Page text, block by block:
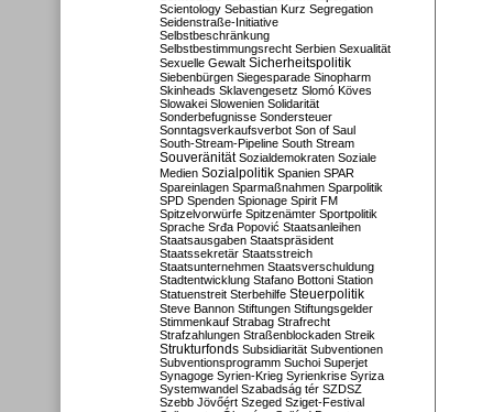
Scientology Sebastian Kurz Segregation
Seidenstraße-Initiative
Selbstbeschränkung
Selbstbestimmungsrecht Serbien Sexualität
Sexuelle Gewalt Sicherheitspolitik
Siebenbürgen Siegesparade Sinopharm
Skinheads Sklavengesetz Slomó Köves
Slowakei Slowenien Solidarität
Sonderbefugnisse Sondersteuer
Sonntagsverkaufsverbot Son of Saul
South-Stream-Pipeline South Stream
Souveränität Sozialdemokraten Soziale
Medien Sozialpolitik Spanien SPAR
Spareinlagen Sparmaßnahmen Sparpolitik
SPD Spenden Spionage Spirit FM
Spitzelvorwürfe Spitzenämter Sportpolitik
Sprache Srđa Popović Staatsanleihen
Staatsausgaben Staatspräsident
Staatssekretär Staatsstreich
Staatsunternehmen Staatsverschuldung
Stadtentwicklung Stafano Bottoni Station
Statuenstreit Sterbehilfe Steuerpolitik
Steve Bannon Stiftungen Stiftungsgelder
Stimmenkauf Strabag Strafrecht
Strafzahlungen Straßenblockaden Streik
Strukturfonds Subsidiarität Subventionen
Subventionsprogramm Suchoi Superjet
Synagoge Syrien-Krieg Syrienkrise Syriza
Systemwandel Szabadság tér SZDSZ
Szebb Jövőért Szeged Sziget-Festival